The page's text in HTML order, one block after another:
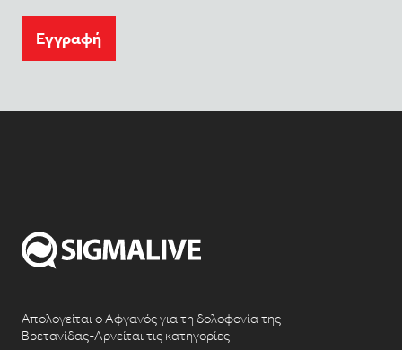
Eγγραφή
Απολογείται ο Αφγανός για τη δολοφονία της
Βρετανίδας-Αρνείται τις κατηγορίες